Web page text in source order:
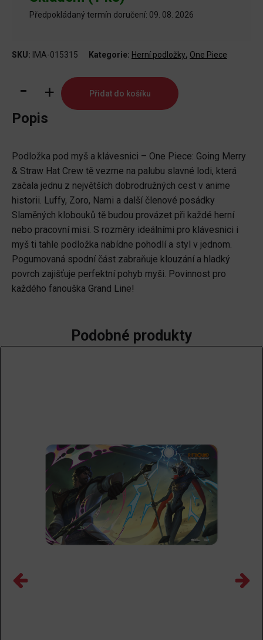
Předpokládaný termín doručení: 09. 08. 2026
SKU: IMA-015315 Kategorie: Herní podložky, One Piece
Podložka
pod
myš
One
Piece
-
Going
Merry
&
Straw
Hat
Crew
množství
Přidat do košíku
Popis
Podložka pod myš a klávesnici – One Piece: Going Merry
& Straw Hat Crew tě vezme na palubu slavné lodi, která
začala jednu z největších dobrodružných cest v anime
historii. Luffy, Zoro, Nami a další členové posádky
Slaměných klobouků tě budou provázet při každé herní
nebo pracovní misi. S rozměry ideálními pro klávesnici i
myš ti tahle podložka nabídne pohodlí a styl v jednom.
Pogumovaná spodní část zabraňuje klouzání a hladký
povrch zajišťuje perfektní pohyb myši. Povinnost pro
každého fanouška Grand Line!
Podobné produkty